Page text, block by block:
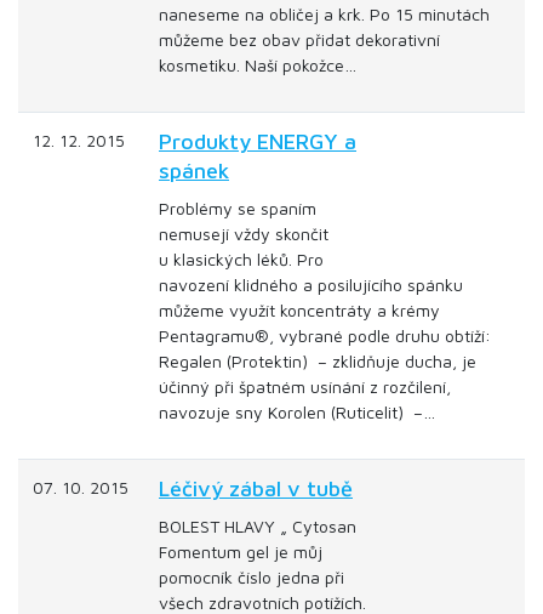
naneseme na obličej a krk. Po 15 minutách
můžeme bez obav přidat dekorativní
kosmetiku. Naší pokožce…
12. 12. 2015
Produkty ENERGY a
spánek
Problémy se spaním
nemusejí vždy skončit
u klasických léků. Pro
navození klidného a posilujícího spánku
můžeme využít koncentráty a krémy
Pentagramu®, vybrané podle druhu obtíží:
Regalen (Protektin) – zklidňuje ducha, je
účinný při špatném usínání z rozčilení,
navozuje sny Korolen (Ruticelit) –…
07. 10. 2015 Léčivý zábal v tubě
BOLEST HLAVY „ Cytosan
Fomentum gel je můj
pomocník číslo jedna při
všech zdravotních potížích.